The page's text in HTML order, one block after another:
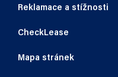
Reklamace a stížnosti
CheckLease
Mapa stránek